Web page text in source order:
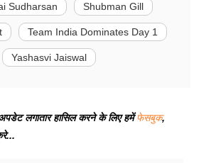
Sudharsan Shubman Gill
Team India Dominates Day 1
Yashasvi Jaiswal
लगातार हासिल करने के लिए हमेंफेसबुक,